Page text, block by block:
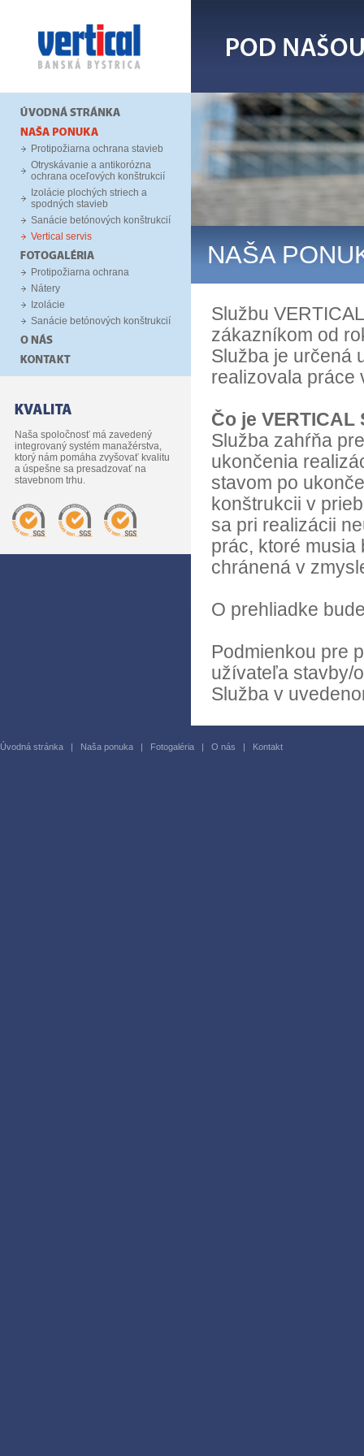
Protipožiarna ochrana stavieb
Otryskávanie a antikorózna
ochrana oceľových konštrukcií
Izolácie plochých striech a
spodných stavieb
Sanácie betónových konštrukcií
Vertical servis
Protipožiarna ochrana
Nátery
Izolácie
Sanácie betónových konštrukcií
Naša spoločnosť má zavedený
integrovaný systém manažérstva,
ktorý nám pomáha zvyšovať kvalitu
a úspešne sa presadzovať na
stavebnom trhu.
NAŠA
Službu
zákazníkom od
Služba je určená
realizovala práce
Čo je VERTICAL
Služba zahŕňa
ukončenia
stavom po
konštrukcii v
sa pri realizácii
prác, ktoré
chránená v
O prehliadke
Podmienkou pre
užívateľa stavby/
Služba v
Úvodná stránka | Naša ponuka | Fotogaléria | O nás | Kontakt